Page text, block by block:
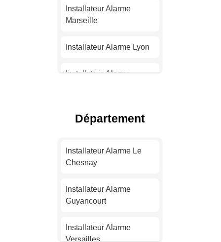
Installateur Alarme
Marseille
Installateur Alarme Lyon
Installateur Alarme
Installateur Alarme Nice
Nantes
Strasbourg
Montpellier
Département
Installateur Alarme Le
Chesnay
Installateur Alarme
Guyancourt
Installateur Alarme
Versailles